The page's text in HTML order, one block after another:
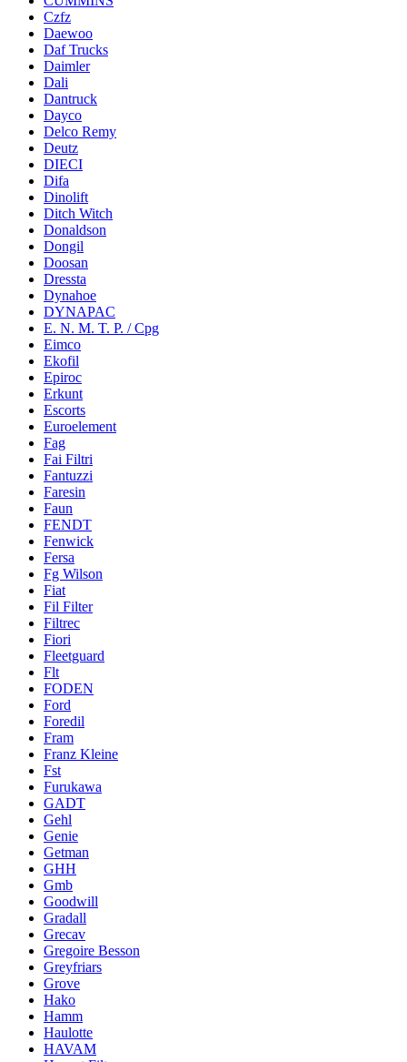
Czfz
Daewoo
Daf Trucks
Daimler
Dali
Dantruck
Dayco
Delco Remy
Deutz
DIECI
Difa
Dinolift
Ditch Witch
Donaldson
Dongil
Doosan
Dressta
Dynahoe
DYNAPAC
E. N. M. T. P. / Cpg
Eimco
Ekofil
Epiroc
Erkunt
Escorts
Euroelement
Fag
Fai Filtri
Fantuzzi
Faresin
Faun
FENDT
Fenwick
Fersa
Fg Wilson
Fiat
Fil Filter
Filtrec
Fiori
Fleetguard
Flt
FODEN
Ford
Foredil
Fram
Franz Kleine
Fst
Furukawa
GADT
Gehl
Genie
Getman
GHH
Gmb
Goodwill
Gradall
Grecav
Gregoire Besson
Greyfriars
Grove
Hako
Hamm
Haulotte
HAVAM